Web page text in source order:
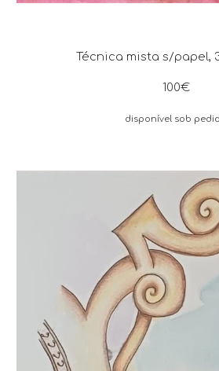
Técnica mista s/papel,
100€
disponível sob